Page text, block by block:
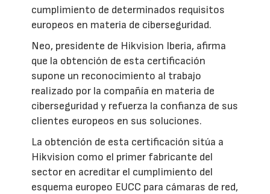
cumplimiento de determinados requisitos
europeos en materia de ciberseguridad.
Neo, presidente de Hikvision Iberia, afirma
que la obtención de esta certificación
supone un reconocimiento al trabajo
realizado por la compañía en materia de
ciberseguridad y refuerza la confianza de sus
clientes europeos en sus soluciones.
La obtención de esta certificación sitúa a
Hikvision como el primer fabricante del
sector en acreditar el cumplimiento del
esquema europeo EUCC para cámaras de red,